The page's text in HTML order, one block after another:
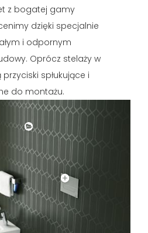
z bogatej gamy
dzięki specjalnie
i odpornym
Oprócz stelaży w
spłukujące i
do montażu.